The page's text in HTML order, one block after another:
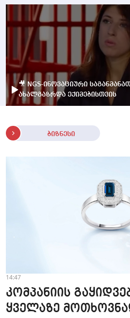
🎥 NGS-ინოვაციური
ახალგაზრდა ექიმებისთვის
ბიზნესი
14:47
კომპანიის
ყველაზე